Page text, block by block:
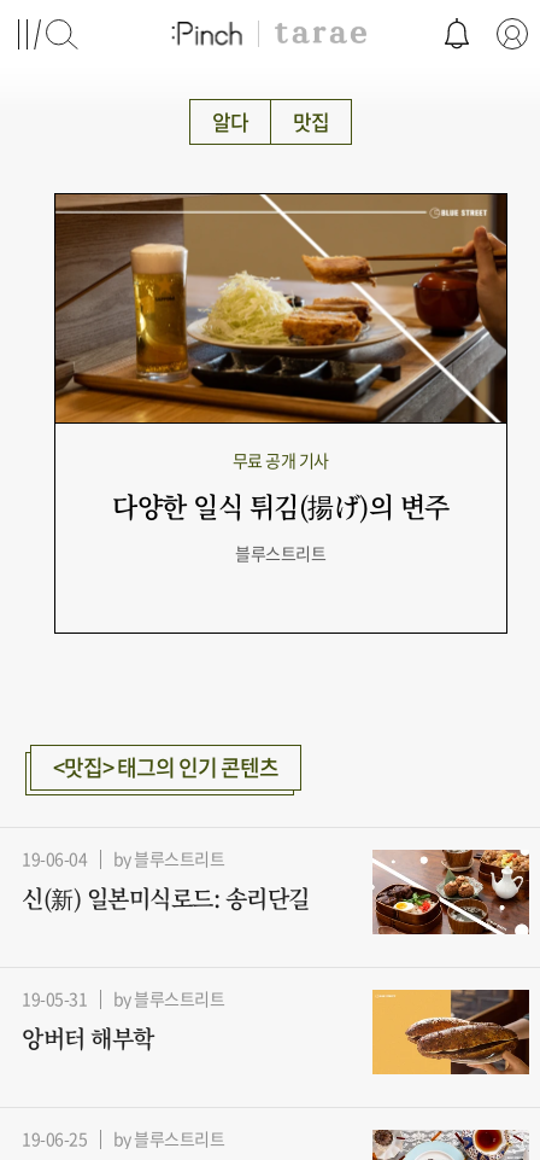
알다 맛집
무료 공개 기사
다양한 일식 튀김(揚げ)의 변주
블루스트리트
<맛집> 태그의 인기 콘텐츠
19-06-04 by 블루스트리트
신(新) 일본미식로드: 송리단길
19-05-31 by 블루스트리트
앙버터 해부학
19-06-25 by 블루스트리트